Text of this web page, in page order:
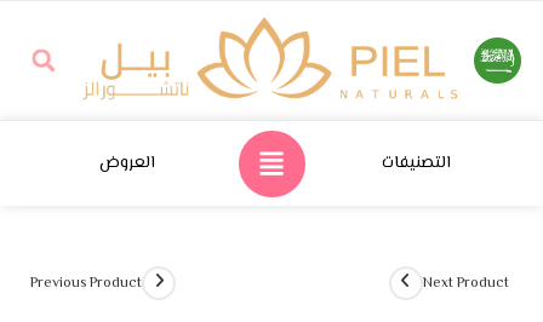
التصنيفات العروض
Previous Product Next Product